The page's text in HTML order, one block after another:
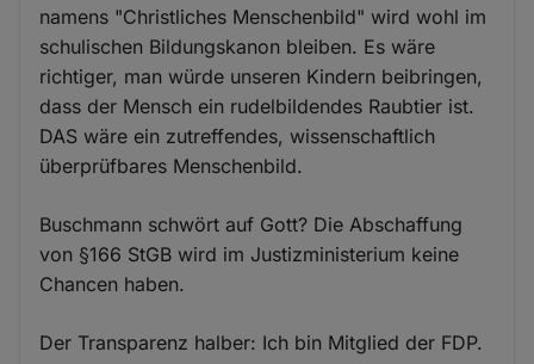
namens "Christliches Menschenbild" wird wohl im
schulischen Bildungskanon bleiben. Es wäre
richtiger, man würde unseren Kindern beibringen,
dass der Mensch ein rudelbildendes Raubtier ist.
DAS wäre ein zutreffendes, wissenschaftlich
überprüfbares Menschenbild.
Buschmann schwört auf Gott? Die Abschaffung
von §166 StGB wird im Justizministerium keine
Chancen haben.
Der Transparenz halber: Ich bin Mitglied der FDP.